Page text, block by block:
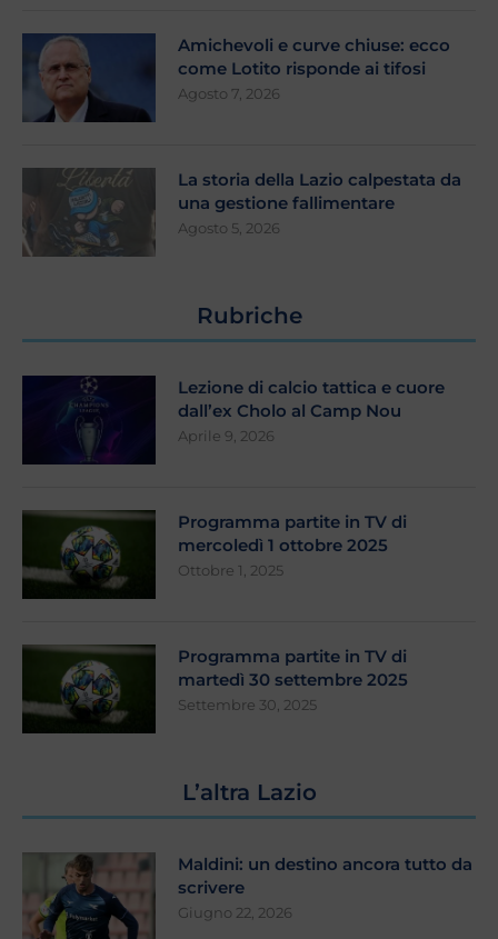
Amichevoli e curve chiuse: ecco
come Lotito risponde ai tifosi
Agosto 7, 2026
La storia della Lazio calpestata da
una gestione fallimentare
Agosto 5, 2026
Rubriche
Lezione di calcio tattica e cuore
dall’ex Cholo al Camp Nou
Aprile 9, 2026
Programma partite in TV di
mercoledì 1 ottobre 2025
Ottobre 1, 2025
Programma partite in TV di
martedì 30 settembre 2025
Settembre 30, 2025
L’altra Lazio
Maldini: un destino ancora tutto da
scrivere
Giugno 22, 2026